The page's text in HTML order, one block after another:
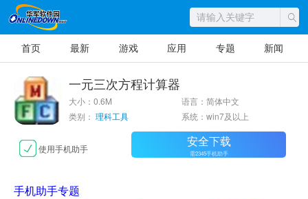
首页 最新 游戏 应用 专题 新闻
一元三次方程计算器
大小：0.6M
语言：简体中文
类别： 理科工具 系统：win7及以上
使用手机助手 安全下载
需2345手机助手
手机助手专题